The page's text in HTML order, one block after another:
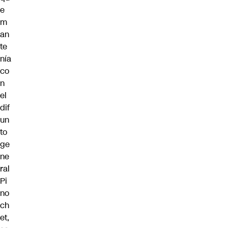
e
m
an
te
nía
co
n
el
dif
un
to
ge
ne
ral
Pi
no
ch
et,